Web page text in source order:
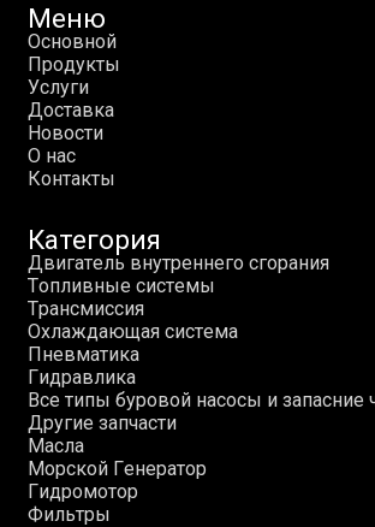
Меню
Основной
Продукты
Услуги
Доставка
Новости
О нас
Контакты
Категория
Двигатель внутреннего сгорания
Топливные системы
Трансмиссия
Охлаждающая система
Пневматика
Гидравлика
Все типы буровой насосы и запасние
Другие запчасти
Масла
Морской Генератор
Гидромотор
Фильтры